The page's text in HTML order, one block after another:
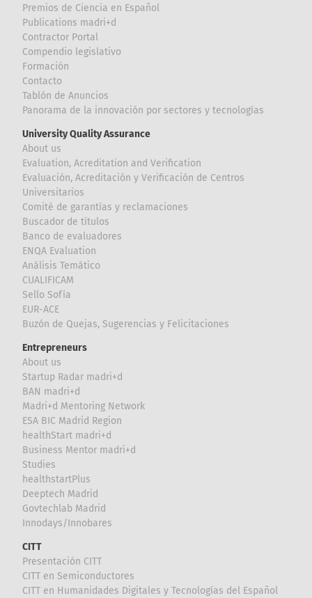
Premios de Ciencia en Español
Publications madri+d
Contractor Portal
Compendio legislativo
Formación
Contacto
Tablón de Anuncios
Panorama de la innovación por sectores y tecnologías
University Quality Assurance
About us
Evaluation, Acreditation and Verification
Evaluación, Acreditación y Verificación de Centros
Universitarios
Comité de garantías y reclamaciones
Buscador de títulos
Banco de evaluadores
ENQA Evaluation
Análisis Temático
CUALIFICAM
Sello Sofía
EUR-ACE
Buzón de Quejas, Sugerencias y Felicitaciones
Entrepreneurs
About us
Startup Radar madri+d
BAN madri+d
Madri+d Mentoring Network
ESA BIC Madrid Region
healthStart madri+d
Business Mentor madri+d
Studies
healthstartPlus
Deeptech Madrid
Govtechlab Madrid
Innodays/Innobares
CITT
Presentación CITT
CITT en Semiconductores
CITT en Humanidades Digitales y Tecnologías del Español